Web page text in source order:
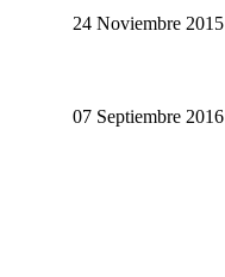
24 Noviembre 2015
07 Septiembre 2016